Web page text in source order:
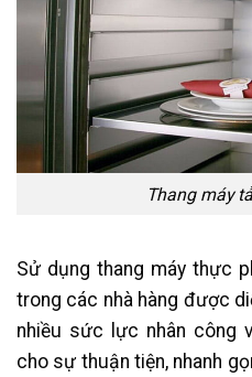
Thang máy
Sử dụng thang máy thực
trong các nhà hàng được
nhiều sức lực nhân công
cho sự thuận tiện, nhanh